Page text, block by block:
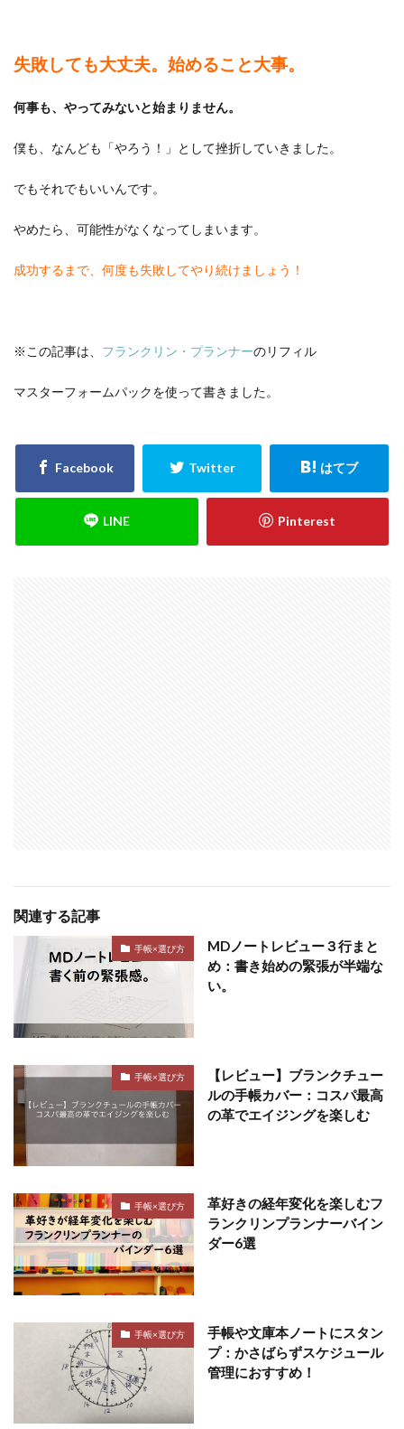
失敗しても大丈夫。始めること大事。
何事も、やってみないと始まりません。
僕も、なんども「やろう！」として挫折していきました。
でもそれでもいいんです。
やめたら、可能性がなくなってしまいます。
成功するまで、何度も失敗してやり続けましょう！
※この記事は、 フランクリン・プランナーのリフィル
マスターフォームパックを使って書きました。
関連する記事
手帳×選び方
MDノートレビュー３行まと
め：書き始めの緊張が半端な
い。
手帳×選び方
【レビュー】ブランクチュー
ルの手帳カバー：コスパ最高
の革でエイジングを楽しむ
手帳×選び方
革好きの経年変化を楽しむフ
ランクリンプランナーバイン
ダー6選
手帳×選び方
手帳や文庫本ノートにスタン
プ：かさばらずスケジュール
管理におすすめ！